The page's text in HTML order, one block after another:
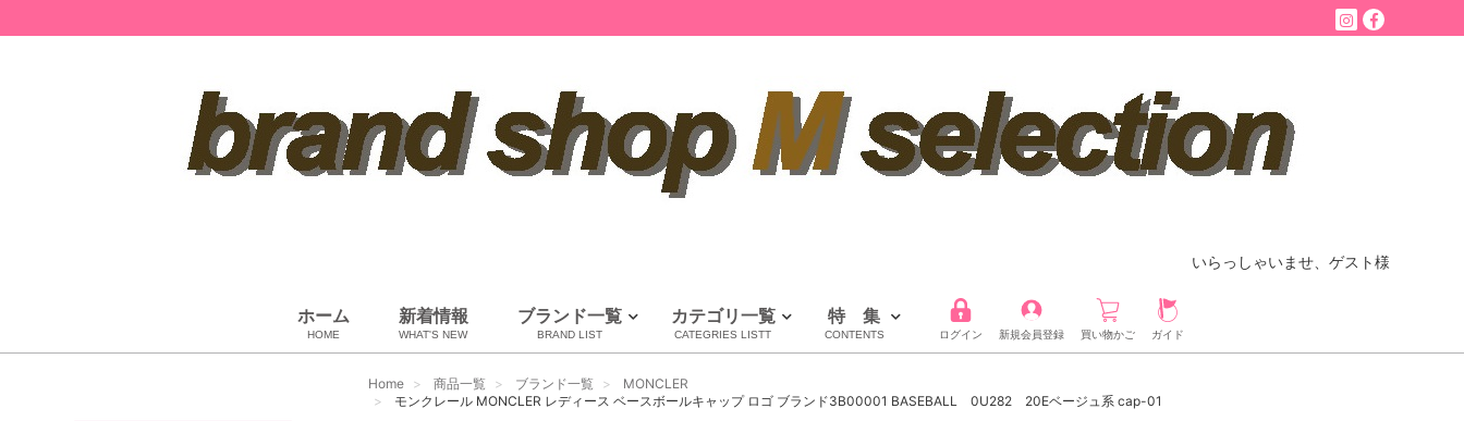
いらっしゃいませ、ゲスト様
ホーム
HOME
新着情報
WHAT'S NEW
ブランド一覧
BRAND LIST
ルイヴィトン
シャネル
エルメス
全てのブランドを見る
カテゴリ一覧
CATEGRIES LISTT
雑貨・その他
バッグ＆ポーチ
アロマ＆フレグランス
特 集
CONTENTS ログイン 新規会員登録 買い物かご ガイド
Home 商品一覧 ブランド一覧
MONCLER
モンクレール MONCLER レディース ベースボールキャップ ロゴ ブランド3B00001 BASEBALL 0U282 20Eベージュ系 cap-01